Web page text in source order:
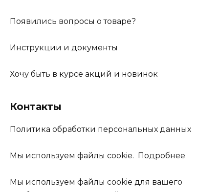
Появились вопросы о товаре?
Инструкции и документы
Хочу быть в курсе акций и новинок
Контакты
Политика обработки персональных данных
Мы используем файлы cookie. Подробнее
Мы используем файлы cookie для вашего